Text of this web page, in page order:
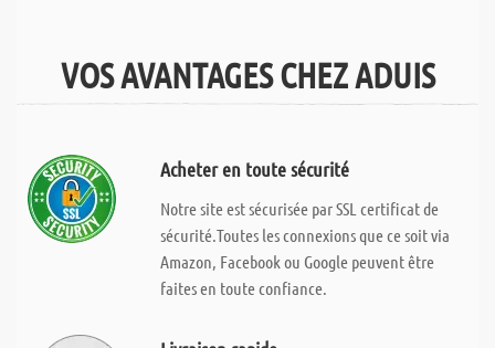
VOS AVANTAGES CHEZ ADUIS
Acheter en toute sécurité
Notre site est sécurisée par SSL certificat de
sécurité.Toutes les connexions que ce soit via
Amazon, Facebook ou Google peuvent être
faites en toute confiance.